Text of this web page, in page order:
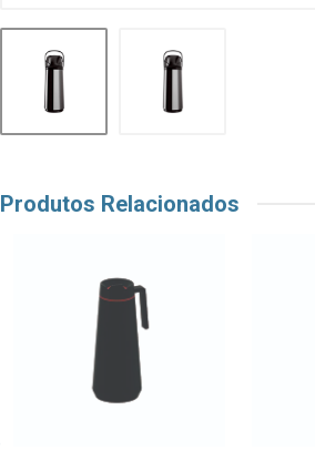
Produtos Relacionados